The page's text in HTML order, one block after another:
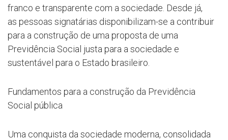
franco e transparente com a sociedade. Desde já,
as pessoas signatárias disponibilizam-se a contribuir
para a construção de uma proposta de uma
Previdência Social justa para a sociedade e
sustentável para o Estado brasileiro.
Fundamentos para a construção da Previdência
Social pública
Uma conquista da sociedade moderna, consolidada